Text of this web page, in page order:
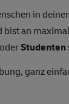
in
an
Studenten
ganz